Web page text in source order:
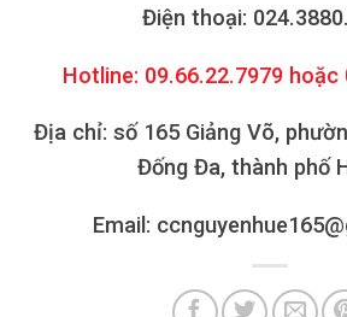
Điện thoại:
Hotline: 09.66.22.7979 hoặc
Địa chỉ: số 165 Giảng Võ,
Đống Đa, thành phố
Email: